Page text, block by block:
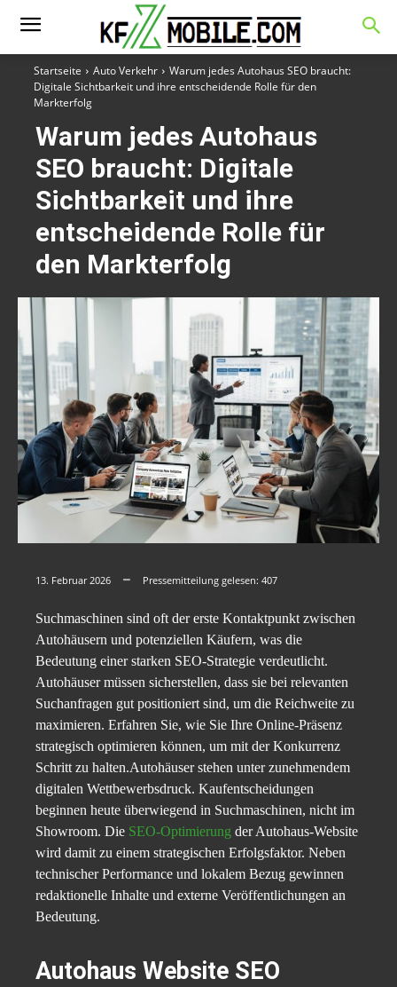
Startseite Auto Verkehr
Warum jedes Autohaus SEO braucht:
Digitale Sichtbarkeit und ihre entscheidende Rolle für den
Markterfolg
Warum jedes Autohaus
SEO braucht: Digitale
Sichtbarkeit und ihre
entscheidende Rolle für
den Markterfolg
13. Februar 2026 Pressemitteilung gelesen: 407
Suchmaschinen sind oft der erste Kontaktpunkt zwischen
Autohäusern und potenziellen Käufern, was die
Bedeutung einer starken SEO-Strategie verdeutlicht.
Autohäuser müssen sicherstellen, dass sie bei relevanten
Suchanfragen gut positioniert sind, um die Reichweite zu
maximieren. Erfahren Sie, wie Sie Ihre Online-Präsenz
strategisch optimieren können, um mit der Konkurrenz
Schritt zu halten.Autohäuser stehen unter zunehmendem
digitalen Wettbewerbsdruck. Kaufentscheidungen
beginnen heute überwiegend in Suchmaschinen, nicht im
Showroom. Die SEO-Optimierung der Autohaus-Website
wird damit zu einem strategischen Erfolgsfaktor. Neben
technischer Performance und lokalem Bezug gewinnen
redaktionelle Inhalte und externe Veröffentlichungen an
Bedeutung.
Autohaus Website SEO